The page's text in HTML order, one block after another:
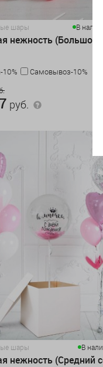
шары В
нежность (Большой
10% Самовывоз-10%
руб.
шары В
нежность (Средний